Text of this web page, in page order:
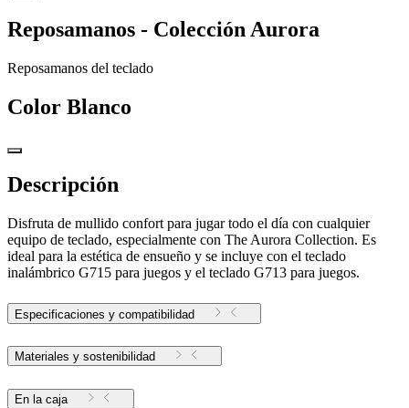
Reposamanos - Colección Aurora
Reposamanos del teclado
Color Blanco
Descripción
Disfruta de mullido confort para jugar todo el día con cualquier
equipo de teclado, especialmente con The Aurora Collection. Es
ideal para la estética de ensueño y se incluye con el teclado
inalámbrico G715 para juegos y el teclado G713 para juegos.
Especificaciones y compatibilidad
Materiales y sostenibilidad
En la caja